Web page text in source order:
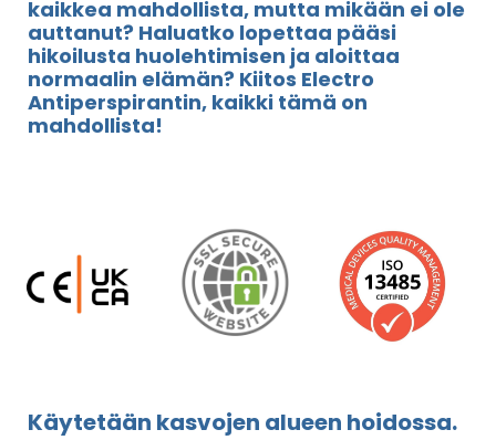
kaikkea mahdollista, mutta mikään ei ole
auttanut? Haluatko lopettaa pääsi
hikoilusta huolehtimisen ja aloittaa
normaalin elämän? Kiitos Electro
Antiperspirantin, kaikki tämä on
mahdollista!
Käytetään kasvojen alueen hoidossa.